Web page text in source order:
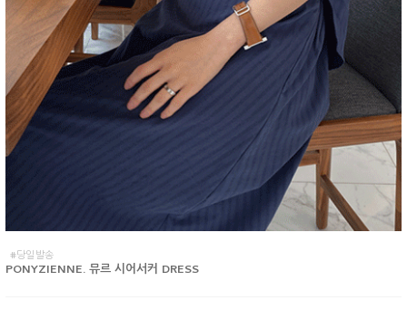
#당일발송
PONYZIENNE. 뮤르 시어서커 DRESS